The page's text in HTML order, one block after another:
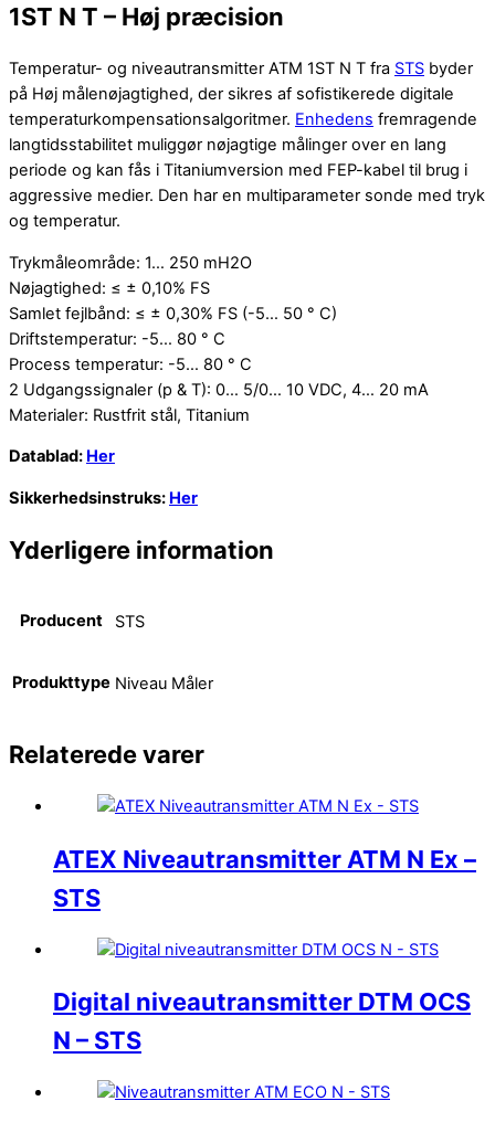
1ST N T – Høj præcision
Temperatur- og niveautransmitter ATM 1ST N T fra STS byder
på Høj målenøjagtighed, der sikres af sofistikerede digitale
temperaturkompensationsalgoritmer. Enhedens fremragende
langtidsstabilitet muliggør nøjagtige målinger over en lang
periode og kan fås i Titaniumversion med FEP-kabel til brug i
aggressive medier. Den har en multiparameter sonde med tryk
og temperatur.
Trykmåleområde: 1… 250 mH2O
Nøjagtighed: ≤ ± 0,10% FS
Samlet fejlbånd: ≤ ± 0,30% FS (-5… 50 ° C)
Driftstemperatur: -5… 80 ° C
Process temperatur: -5… 80 ° C
2 Udgangssignaler (p & T): 0… 5/0… 10 VDC, 4… 20 mA
Materialer: Rustfrit stål, Titanium
Datablad: Her
Sikkerhedsinstruks: Her
Yderligere information
Producent STS
Produkttype Niveau Måler
Relaterede varer
ATEX Niveautransmitter ATM N Ex –
STS
Digital niveautransmitter DTM OCS
N – STS